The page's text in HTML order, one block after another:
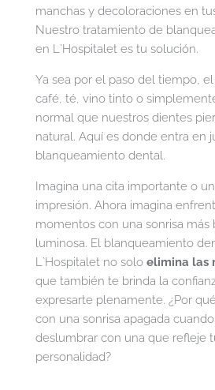
manchas y decoloraciones en
Nuestro tratamiento de
en L`Hospitalet es tu solución.
Ya sea por el paso del tiempo,
café, té, vino tinto o
normal que nuestros dientes
natural. Aquí es donde entra en
blanqueamiento dental.
Imagina una cita importante o
impresión. Ahora imagina
momentos con una sonrisa más
luminosa. El blanqueamiento
L`Hospitalet no solo elimina las
que también te brinda la
expresarte plenamente. ¿Por
con una sonrisa apagada
deslumbrar con una que refleje
personalidad?